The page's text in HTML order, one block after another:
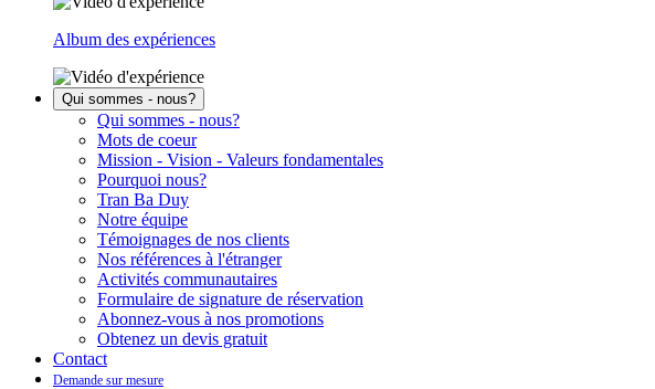
Album des expériences
Qui sommes - nous?
Qui sommes - nous?
Mots de coeur
Mission - Vision - Valeurs fondamentales
Pourquoi nous?
Tran Ba Duy
Notre équipe
Témoignages de nos clients
Nos références à l'étranger
Activités communautaires
Formulaire de signature de réservation
Abonnez-vous à nos promotions
Obtenez un devis gratuit
Contact
Demande sur mesure